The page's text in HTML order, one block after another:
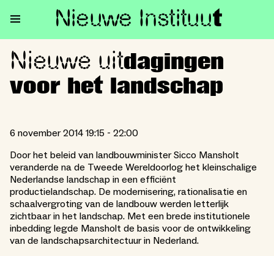
Nieuwe Instituut
Nieuwe uitdagingen voor het
Nieuwe uitdagingen
voor het landschap
6 november 2014 19:15 - 22:00
Door het beleid van landbouwminister Sicco Mansholt
veranderde na de Tweede Wereldoorlog het kleinschalige
Nederlandse landschap in een efficiënt
productielandschap. De modernisering, rationalisatie en
schaalvergroting van de landbouw werden letterlijk
zichtbaar in het landschap. Met een brede institutionele
inbedding legde Mansholt de basis voor de ontwikkeling
van de landschapsarchitectuur in Nederland.